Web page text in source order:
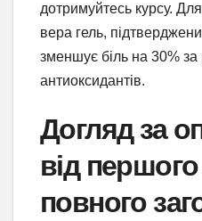
дотримуйтесь курсу.
вера гель,
зменшує біль на 30% за
антиоксидантів.
Догляд за
від
повного